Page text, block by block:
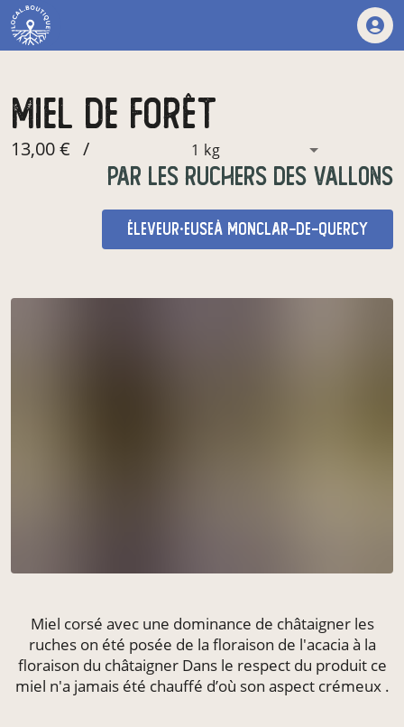
miel de forêt
13,00 € / 1 kg
par Les Ruchers des Vallons
éleveur·euseà Monclar-de-Quercy
Miel corsé avec une dominance de châtaigner les
ruches on été posée de la floraison de l'acacia à la
floraison du châtaigner Dans le respect du produit ce
miel n'a jamais été chauffé d’où son aspect crémeux .